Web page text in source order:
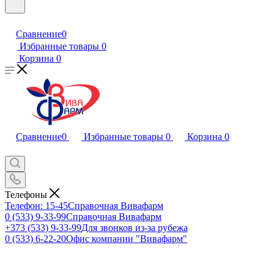
Сравнение0
Избранные товары 0
Корзина 0
Сравнение0 Избранные товары 0 Корзина 0
Телефоны
Телефон: 15-45Справочная Вивафарм
0 (533) 9-33-99Справочная Вивафарм
+373 (533) 9-33-99Для звонков из-за рубежа
0 (533) 6-22-20Офис компании "Вивафарм"